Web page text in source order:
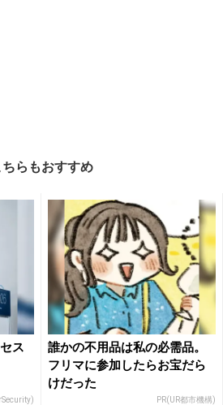
ちらもおすすめ
ス
誰かの不用品は私の必需品。
フリマに参加したらお宝だら
けだった
PR(UR都市機構)